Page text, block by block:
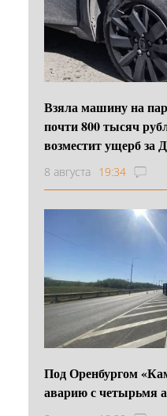
Взяла машину на
почти 800 тысяч
возместит ущерб за
8 августа 19:34
Под Оренбургом
аварию с четырьмя